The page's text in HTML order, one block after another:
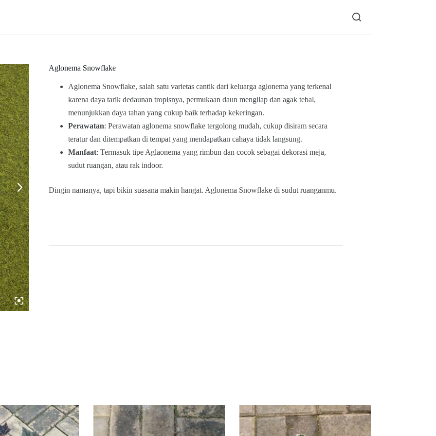
Aglonema Snowflake
Aglonema Snowflake, salah satu varietas cantik dari keluarga aglonema yang terkenal
karena daya tarik dedaunan tropisnya, permukaan daun mengilap dan agak tebal,
menunjukkan daya tahan yang cukup baik terhadap kekeringan.
Perawatan: Perawatan aglonema snowflake tergolong mudah, cukup disiram secara
teratur dan ditempatkan di tempat yang mendapatkan cahaya tidak langsung.
Manfaat: Termasuk tipe Aglaonema yang rimbun dan cocok sebagai dekorasi meja,
sudut ruangan, atau rak indoor.
Dingin namanya, tapi bikin suasana makin hangat. Aglonema Snowflake di sudut ruanganmu.